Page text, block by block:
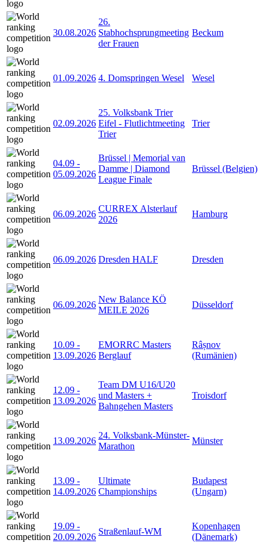
30.08.2026
26.
Stabhochsprungmeeting
der Frauen
Beckum
01.09.2026 4. Domspringen Wesel Wesel
02.09.2026
25. Volksbank Trier
Eifel - Flutlichtmeeting
Trier
Trier
04.09 -
05.09.2026
Brüssel | Memorial van
Damme | Diamond
League Finale
Brüssel (Belgien)
06.09.2026
CURREX Alsterlauf
2026
Hamburg
06.09.2026 Dresden HALF Dresden
06.09.2026
New Balance KÖ
MEILE 2026
Düsseldorf
10.09 -
13.09.2026
EMORRC Masters
Berglauf
Râșnov
(Rumänien)
12.09 -
13.09.2026
Team DM U16/U20
und Masters +
Bahngehen Masters
Troisdorf
13.09.2026
24. Volksbank-Münster-
Marathon
Münster
13.09 -
14.09.2026
Ultimate
Championships
Budapest
(Ungarn)
19.09 -
20.09.2026
Straßenlauf-WM
Kopenhagen
(Dänemark)